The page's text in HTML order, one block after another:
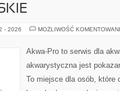
- 2026 MOŻLIWOŚĆ
Akwa-Pro to serwis dla
akwarystyczna jest
To miejsce dla osób, które